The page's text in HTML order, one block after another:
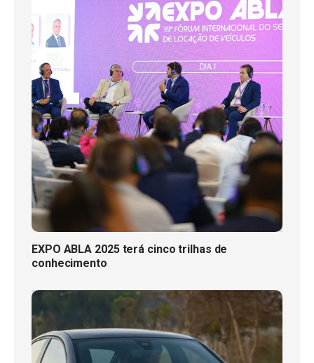
EXPO ABLA 2025 terá cinco trilhas de
conhecimento